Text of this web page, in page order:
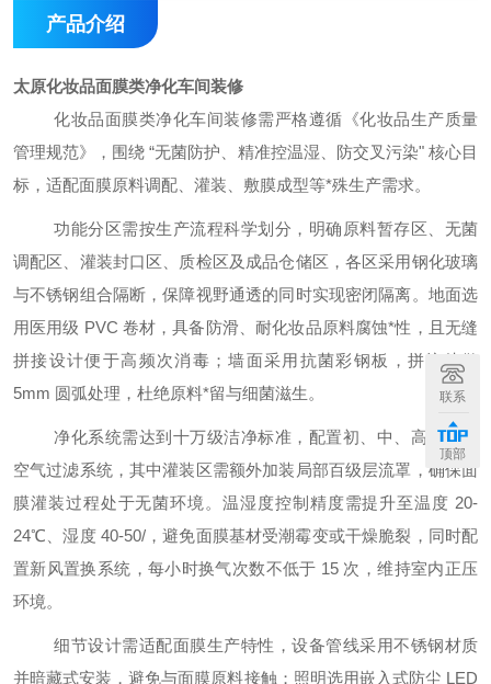
产品介绍
太原化妆品面膜类净化车间装修
化妆品面膜类净化车间装修需严格遵循《化妆品生产质量
管理规范》，围绕 “无菌防护、精准控温湿、防交叉污染" 核心目
标，适配面膜原料调配、灌装、敷膜成型等*殊生产需求。
功能分区需按生产流程科学划分，明确原料暂存区、无菌
调配区、灌装封口区、质检区及成品仓储区，各区采用钢化玻璃
与不锈钢组合隔断，保障视野通透的同时实现密闭隔离。地面选
用医用级 PVC 卷材，具备防滑、耐化妆品原料腐蚀*性，且无缝
拼接设计便于高频次消毒；墙面采用抗菌彩钢板，拼接处做
5mm 圆弧处理，杜绝原料*留与细菌滋生。
净化系统需达到十万级洁净标准，配置初、中、高效三级
空气过滤系统，其中灌装区需额外加装局部百级层流罩，确保面
膜灌装过程处于无菌环境。温湿度控制精度需提升至温度 20-
24℃、湿度 40-50/，避免面膜基材受潮霉变或干燥脆裂，同时配
置新风置换系统，每小时换气次数不低于 15 次，维持室内正压
环境。
细节设计需适配面膜生产特性，设备管线采用不锈钢材质
并暗藏式安装，避免与面膜原料接触；照明选用嵌入式防尘 LED
联系
顶部